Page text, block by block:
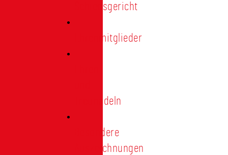
Schiedsgericht
Ehrenmitglieder
Treunadeln
Besondere
Auszeichnungen